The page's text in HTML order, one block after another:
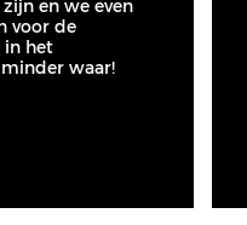
en we even
voor de
in het
waar!